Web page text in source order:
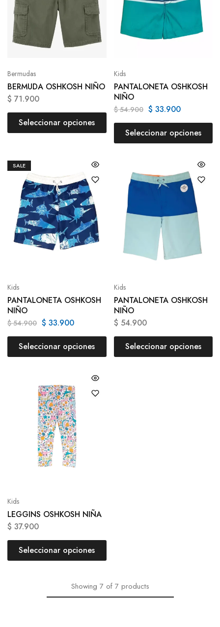
Bermudas
BERMUDA OSHKOSH NIÑO
$ 71.900
Seleccionar opciones
Kids
PANTALONETA OSHKOSH
NIÑO
$54.900 $ 33.900
Seleccionar opciones
SALE
Kids
PANTALONETA OSHKOSH
NIÑO
$54.900 $ 33.900
Seleccionar opciones
Kids
PANTALONETA OSHKOSH
NIÑO
$ 54.900
Seleccionar opciones
Kids
LEGGINS OSHKOSH NIÑA
$ 37.900
Seleccionar opciones
Showing 7 of 7 products